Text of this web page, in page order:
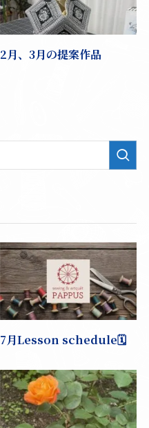
2月、3月の提案作品
7月Lesson schedule🗓️